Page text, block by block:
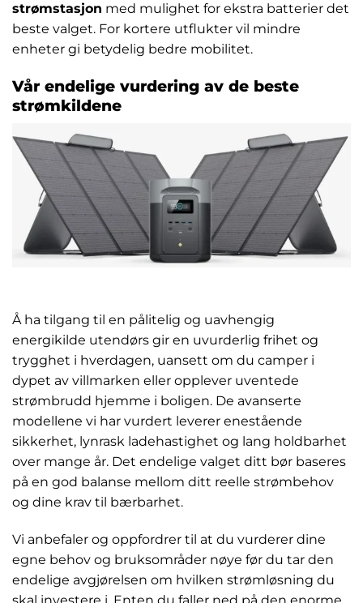
strømstasjon med mulighet for ekstra batterier det
beste valget. For kortere utflukter vil mindre
enheter gi betydelig bedre mobilitet.
Vår endelige vurdering av de beste
strømkildene
Å ha tilgang til en pålitelig og uavhengig
energikilde utendørs gir en uvurderlig frihet og
trygghet i hverdagen, uansett om du camper i
dypet av villmarken eller opplever uventede
strømbrudd hjemme i boligen. De avanserte
modellene vi har vurdert leverer enestående
sikkerhet, lynrask ladehastighet og lang holdbarhet
over mange år. Det endelige valget ditt bør baseres
på en god balanse mellom ditt reelle strømbehov
og dine krav til bærbarhet.
Vi anbefaler og oppfordrer til at du vurderer dine
egne behov og bruksområder nøye før du tar den
endelige avgjørelsen om hvilken strømløsning du